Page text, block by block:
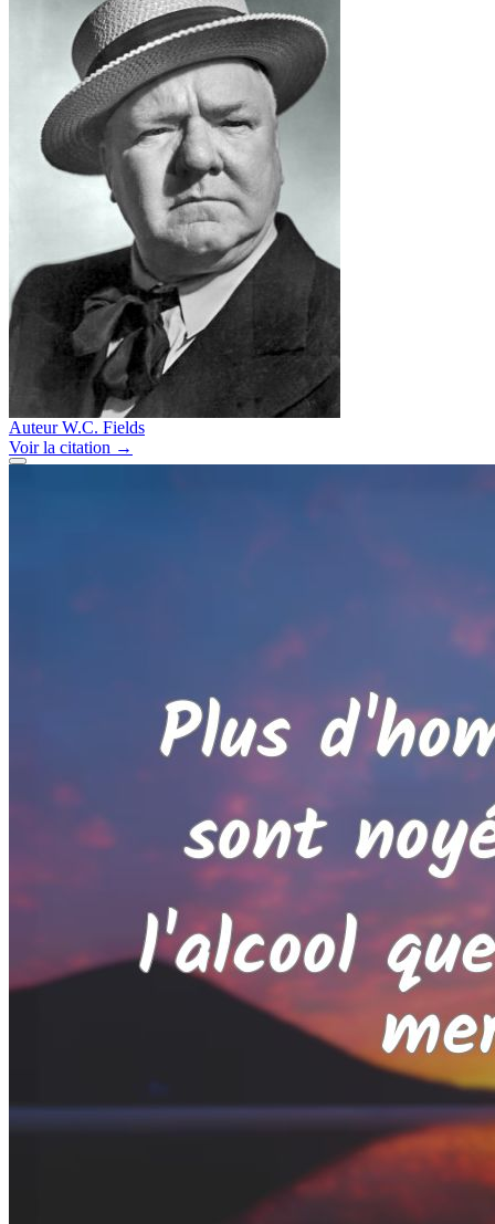
Auteur W.C. Fields
Voirla citation →